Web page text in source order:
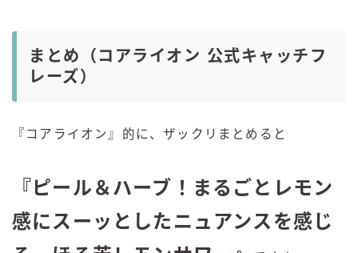
まとめ（コアライオン 公式キャッチフ
レーズ）
『コアライオン』的に、ザックリまとめると
『ピール＆ハーブ！まるごとレモン
感にスーッとしたニュアンスを感じ